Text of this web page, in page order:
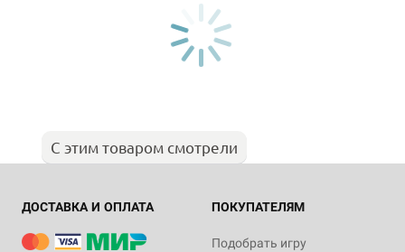
С этим товаром смотрели
ДОСТАВКА И ОПЛАТА ПОКУПАТЕЛЯМ
Подобрать игру